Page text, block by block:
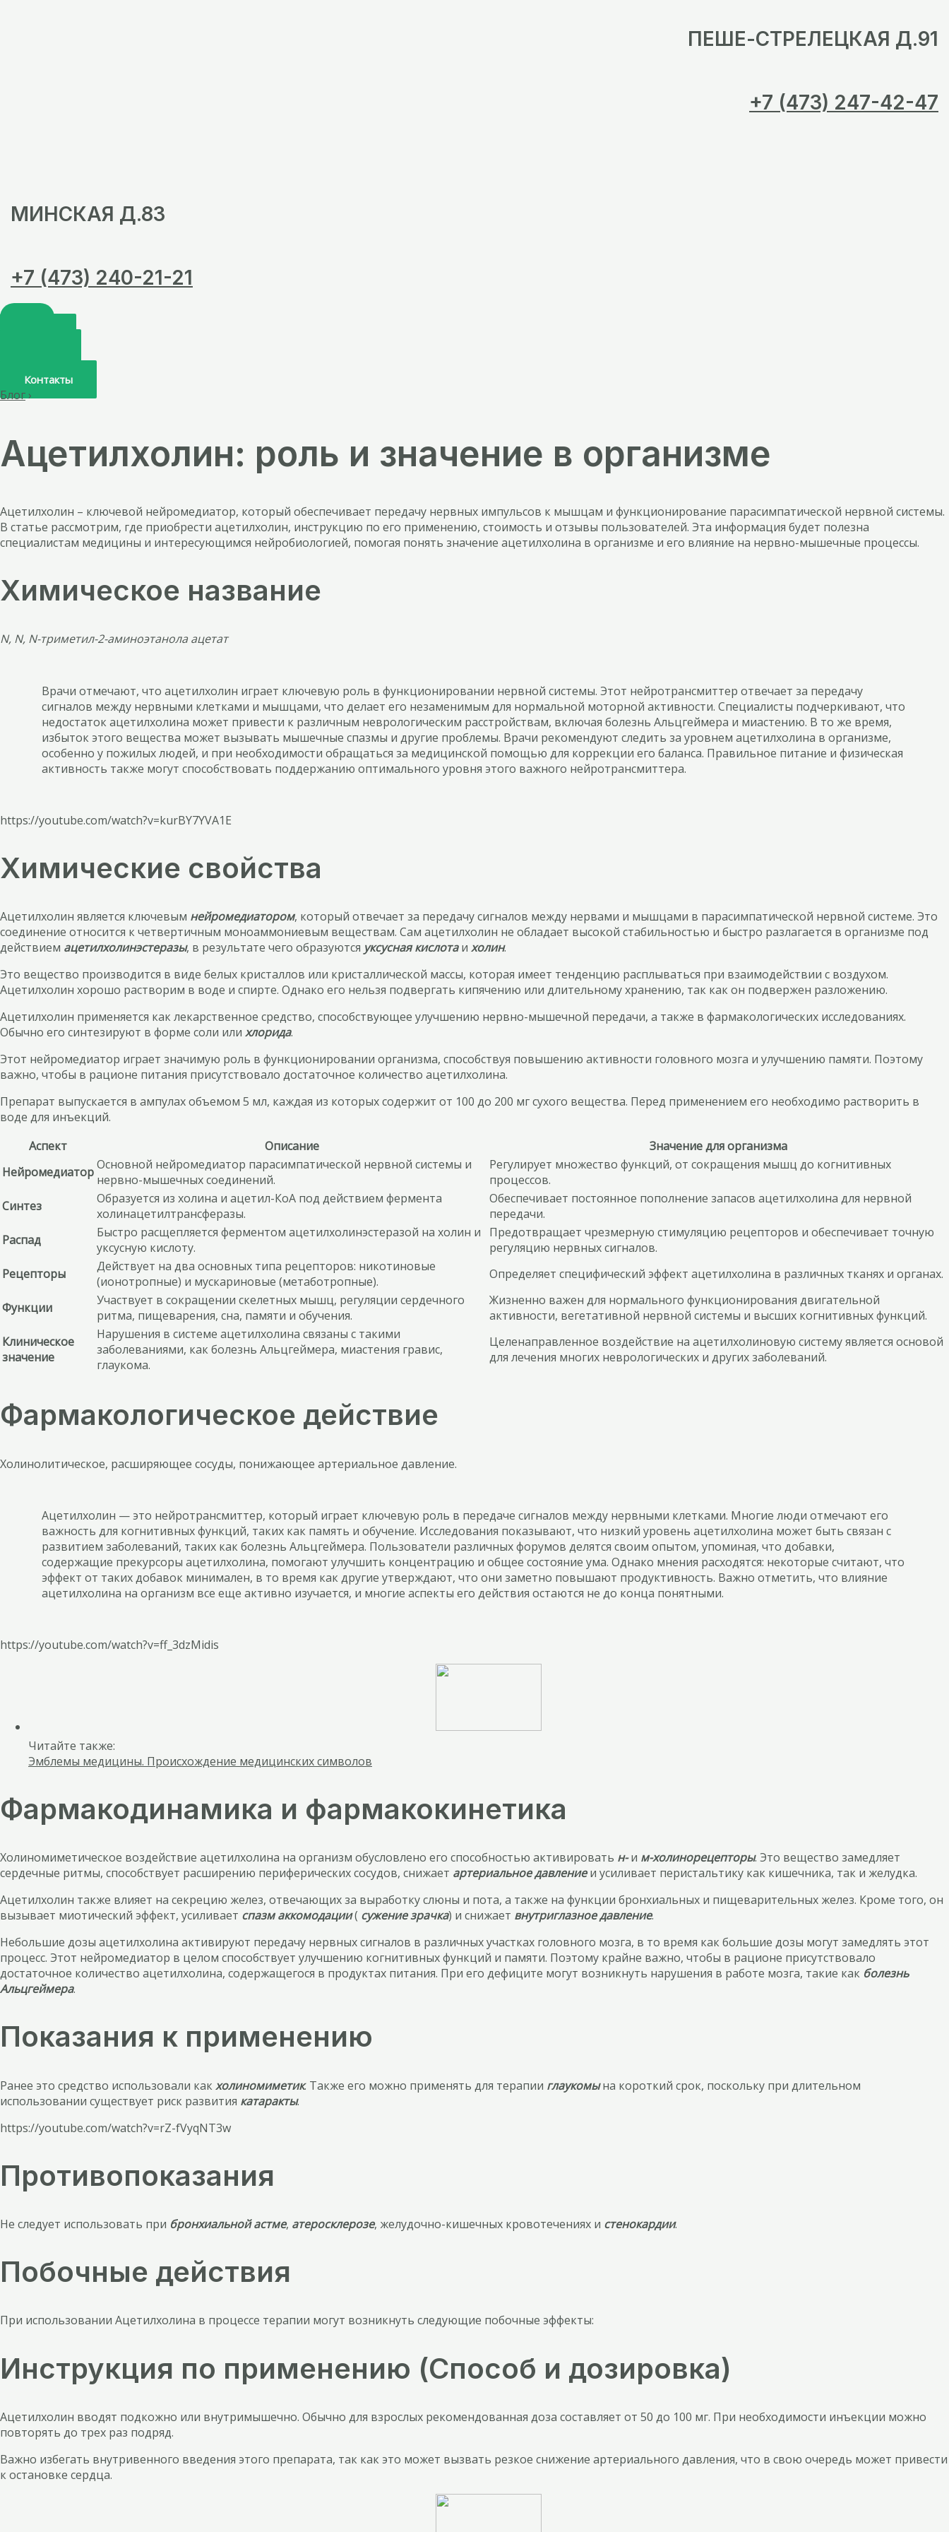
ПЕШЕ-СТРЕЛЕЦКАЯ Д.91
+7 (473) 247-42-47
МИНСКАЯ Д.83
+7 (473) 240-21-21
Контакты
Блог›
Ацетилхолин: роль и значение в организме
Ацетилхолин – ключевой нейромедиатор, который обеспечивает передачу нервных импульсов к мышцам и функционирование парасимпатической нервной системы.
В статье рассмотрим, где приобрести ацетилхолин, инструкцию по его применению, стоимость и отзывы пользователей. Эта информация будет полезна
специалистам медицины и интересующимся нейробиологией, помогая понять значение ацетилхолина в организме и его влияние на нервно-мышечные процессы.
Химическое название
N, N, N-триметил-2-аминоэтанола ацетат
Врачи отмечают, что ацетилхолин играет ключевую роль в функционировании нервной системы. Этот нейротрансмиттер отвечает за передачу
сигналов между нервными клетками и мышцами, что делает его незаменимым для нормальной моторной активности. Специалисты подчеркивают, что
недостаток ацетилхолина может привести к различным неврологическим расстройствам, включая болезнь Альцгеймера и миастению. В то же время,
избыток этого вещества может вызывать мышечные спазмы и другие проблемы. Врачи рекомендуют следить за уровнем ацетилхолина в организме,
особенно у пожилых людей, и при необходимости обращаться за медицинской помощью для коррекции его баланса. Правильное питание и физическая
активность также могут способствовать поддержанию оптимального уровня этого важного нейротрансмиттера.
https://youtube.com/watch?v=kurBY7YVA1E
Химические свойства
Ацетилхолин является ключевым нейромедиатором, который отвечает за передачу сигналов между нервами и мышцами в парасимпатической нервной системе. Это
соединение относится к четвертичным моноаммониевым веществам. Сам ацетилхолин не обладает высокой стабильностью и быстро разлагается в организме под
действием ацетилхолинэстеразы, в результате чего образуются уксусная кислотаи холин.
Это вещество производится в виде белых кристаллов или кристаллической массы, которая имеет тенденцию расплываться при взаимодействии с воздухом.
Ацетилхолин хорошо растворим в воде и спирте. Однако его нельзя подвергать кипячению или длительному хранению, так как он подвержен разложению.
Ацетилхолин применяется как лекарственное средство, способствующее улучшению нервно-мышечной передачи, а также в фармакологических исследованиях.
Обычно его синтезируют в форме соли или хлорида.
Этот нейромедиатор играет значимую роль в функционировании организма, способствуя повышению активности головного мозга и улучшению памяти. Поэтому
важно, чтобы в рационе питания присутствовало достаточное количество ацетилхолина.
Препарат выпускается в ампулах объемом 5 мл, каждая из которых содержит от 100 до 200 мг сухого вещества. Перед применением его необходимо растворить в
воде для инъекций.
Аспект
Описание
Значение для организма
НейромедиаторОсновной нейромедиатор парасимпатической нервной системы и
нервно-мышечных соединений.
Регулирует множество функций, от сокращения мышц до когнитивных
процессов.
Синтез
Образуется из холина и ацетил-КоА под действием фермента
холинацетилтрансферазы.
Обеспечивает постоянное пополнение запасов ацетилхолина для нервной
передачи.
Распад
Быстро расщепляется ферментом ацетилхолинэстеразой на холин и
уксусную кислоту.
Предотвращает чрезмерную стимуляцию рецепторов и обеспечивает точную
регуляцию нервных сигналов.
Рецепторы
Действует на два основных типа рецепторов: никотиновые
(ионотропные) и мускариновые (метаботропные).
Определяет специфический эффект ацетилхолина в различных тканях и органах.
Функции
Участвует в сокращении скелетных мышц, регуляции сердечного
ритма, пищеварения, сна, памяти и обучения.
Жизненно важен для нормального функционирования двигательной
активности, вегетативной нервной системы и высших когнитивных функций.
Клиническое
значение
Нарушения в системе ацетилхолина связаны с такими
заболеваниями, как болезнь Альцгеймера, миастения гравис,
глаукома.
Целенаправленное воздействие на ацетилхолиновую систему является основой
для лечения многих неврологических и других заболеваний.
Фармакологическое действие
Холинолитическое, расширяющее сосуды, понижающее артериальное давление.
Ацетилхолин — это нейротрансмиттер, который играет ключевую роль в передаче сигналов между нервными клетками. Многие люди отмечают его
важность для когнитивных функций, таких как память и обучение. Исследования показывают, что низкий уровень ацетилхолина может быть связан с
развитием заболеваний, таких как болезнь Альцгеймера. Пользователи различных форумов делятся своим опытом, упоминая, что добавки,
содержащие прекурсоры ацетилхолина, помогают улучшить концентрацию и общее состояние ума. Однако мнения расходятся: некоторые считают, что
эффект от таких добавок минимален, в то время как другие утверждают, что они заметно повышают продуктивность. Важно отметить, что влияние
ацетилхолина на организм все еще активно изучается, и многие аспекты его действия остаются не до конца понятными.
https://youtube.com/watch?v=ff_3dzMidis
Читайте также:
Эмблемы медицины. Происхождение медицинских символов
Фармакодинамика и фармакокинетика
Холиномиметическое воздействие ацетилхолина на организм обусловлено его способностью активировать н-и м-холинорецепторы. Это вещество замедляет
сердечные ритмы, способствует расширению периферических сосудов, снижает артериальное давлениеи усиливает перистальтику как кишечника, так и желудка.
Ацетилхолин также влияет на секрецию желез, отвечающих за выработку слюны и пота, а также на функции бронхиальных и пищеварительных желез. Кроме того, он
вызывает миотический эффект, усиливает спазм аккомодации( сужение зрачка) и снижает внутриглазное давление.
Небольшие дозы ацетилхолина активируют передачу нервных сигналов в различных участках головного мозга, в то время как большие дозы могут замедлять этот
процесс. Этот нейромедиатор в целом способствует улучшению когнитивных функций и памяти. Поэтому крайне важно, чтобы в рационе присутствовало
достаточное количество ацетилхолина, содержащегося в продуктах питания. При его дефиците могут возникнуть нарушения в работе мозга, такие как болезнь
Альцгеймера.
Показания к применению
Ранее это средство использовали какхолиномиметик. Также его можно применять для терапии глаукомына короткий срок, поскольку при длительном
использовании существует риск развития катаракты.
https://youtube.com/watch?v=rZ-fVyqNT3w
Противопоказания
Не следует использовать при бронхиальной астме, атеросклерозе, желудочно-кишечных кровотечениях и стенокардии.
Побочные действия
При использовании Ацетилхолина в процессе терапии могут возникнуть следующие побочные эффекты:
Инструкция по применению (Способ и дозировка)
Ацетилхолин вводят подкожно или внутримышечно. Обычно для взрослых рекомендованная доза составляет от 50 до 100 мг. При необходимости инъекции можно
повторять до трех раз подряд.
Важно избегать внутривенного введения этого препарата, так как это может вызвать резкое снижение артериального давления, что в свою очередь может привести
к остановке сердца.